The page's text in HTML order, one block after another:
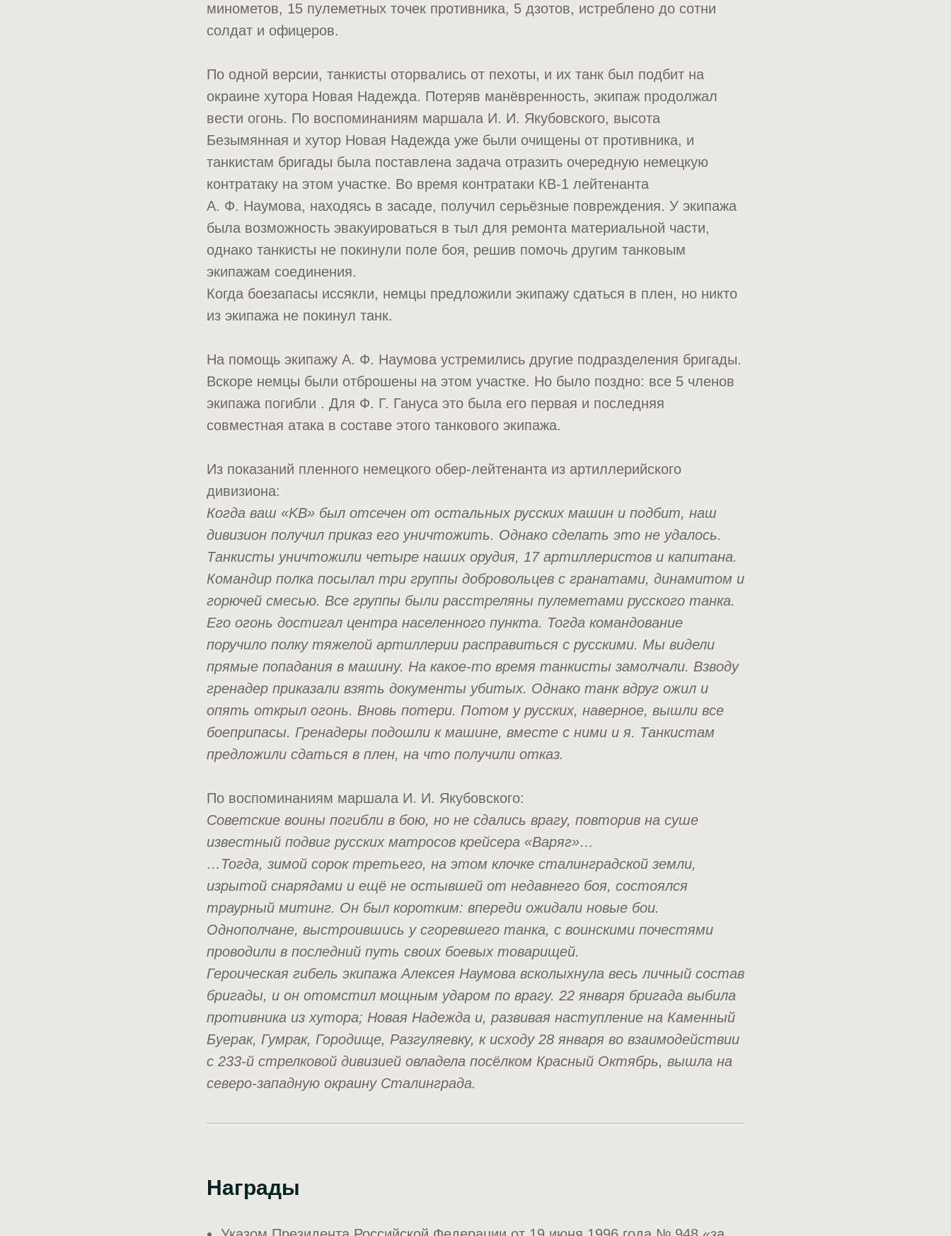
минометов, 15 пулеметных точек противника, 5 дзотов, истреблено до сотни
солдат и офицеров.
По одной версии, танкисты оторвались от пехоты, и их танк был подбит на
окраине хутора Новая Надежда. Потеряв манёвренность, экипаж продолжал
вести огонь. По воспоминаниям маршала И. И. Якубовского, высота
Безымянная и хутор Новая Надежда уже были очищены от противника, и
танкистам бригады была поставлена задача отразить очередную немецкую
контратаку на этом участке. Во время контратаки КВ-1 лейтенанта
А. Ф. Наумова, находясь в засаде, получил серьёзные повреждения. У экипажа
была возможность эвакуироваться в тыл для ремонта материальной части,
однако танкисты не покинули поле боя, решив помочь другим танковым
экипажам соединения.
Когда боезапасы иссякли, немцы предложили экипажу сдаться в плен, но никто
из экипажа не покинул танк.
На помощь экипажу А. Ф. Наумова устремились другие подразделения бригады.
Вскоре немцы были отброшены на этом участке. Но было поздно: все 5 членов
экипажа погибли . Для Ф. Г. Гануса это была его первая и последняя
совместная атака в составе этого танкового экипажа.
Из показаний пленного немецкого обер-лейтенанта из артиллерийского
дивизиона:
Когда ваш «KB» был отсечен от остальных русских машин и подбит, наш
дивизион получил приказ его уничтожить. Однако сделать это не удалось.
Танкисты уничтожили четыре наших орудия, 17 артиллеристов и капитана.
Командир полка посылал три группы добровольцев с гранатами, динамитом и
горючей смесью. Все группы были расстреляны пулеметами русского танка.
Его огонь достигал центра населенного пункта. Тогда командование
поручило полку тяжелой артиллерии расправиться с русскими. Мы видели
прямые попадания в машину. На какое-то время танкисты замолчали. Взводу
гренадер приказали взять документы убитых. Однако танк вдруг ожил и
опять открыл огонь. Вновь потери. Потом у русских, наверное, вышли все
боеприпасы. Гренадеры подошли к машине, вместе с ними и я. Танкистам
предложили сдаться в плен, на что получили отказ.
По воспоминаниям маршала И. И. Якубовского:
Советские воины погибли в бою, но не сдались врагу, повторив на суше
известный подвиг русских матросов крейсера «Варяг»…
…Тогда, зимой сорок третьего, на этом клочке сталинградской земли,
изрытой снарядами и ещё не остывшей от недавнего боя, состоялся
траурный митинг. Он был коротким: впереди ожидали новые бои.
Однополчане, выстроившись у сгоревшего танка, с воинскими почестями
проводили в последний путь своих боевых товарищей.
Героическая гибель экипажа Алексея Наумова всколыхнула весь личный состав
бригады, и он отомстил мощным ударом по врагу. 22 января бригада выбила
противника из хутора; Новая Надежда и, развивая наступление на Каменный
Буерак, Гумрак, Городище, Разгуляевку, к исходу 28 января во взаимодействии
с 233-й стрелковой дивизией овладела посёлком Красный Октябрь, вышла на
северо-западную окраину Сталинграда.
Награды